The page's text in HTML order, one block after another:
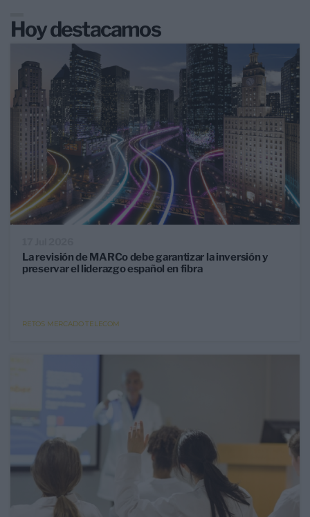
Hoy destacamos
La revisión de MARCo debe garantizar la inversión y
preservar el liderazgo español en fibra
RETOS MERCADO TELECOM